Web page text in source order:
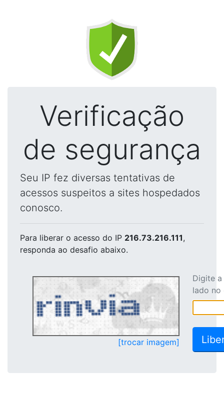
Verificação
de segurança
Seu IP fez diversas tentativas de
acessos suspeitos a sites hospedados
conosco.
Para liberar o acesso do IP 216.73.216.111,
responda ao desafio abaixo.
[trocar imagem]
Digite
lado no